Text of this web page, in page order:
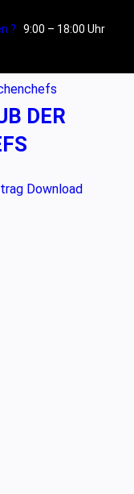
? 9:00 – 18:00 Uhr
DER
Download